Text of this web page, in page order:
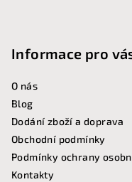
Informace pro
O nás
Blog
Dodání zboží a doprava
Obchodní podmínky
Podmínky ochrany
Kontakty